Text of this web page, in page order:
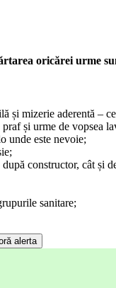
oricărei urme
și mizerie aderentă –
și urme de vopsea
unde este nevoie;
constructor, cât și
sanitare;
alerta